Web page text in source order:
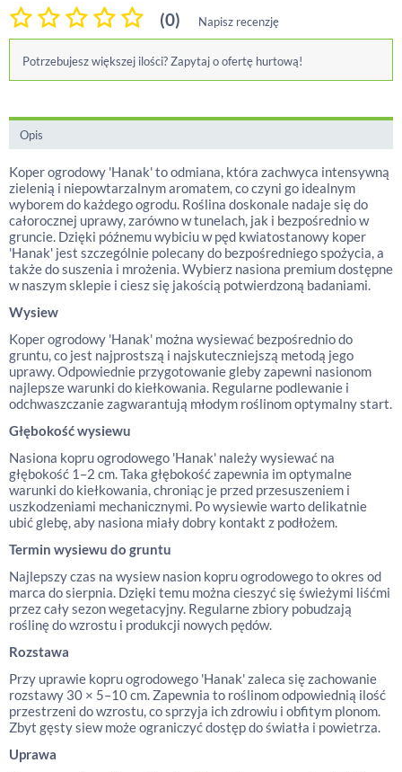
(0) Napisz recenzję
Potrzebujesz większej ilości? Zapytaj o ofertę hurtową!
Opis
Koper ogrodowy 'Hanak' to odmiana, która zachwyca intensywną
zielenią i niepowtarzalnym aromatem, co czyni go idealnym
wyborem do każdego ogrodu. Roślina doskonale nadaje się do
całorocznej uprawy, zarówno w tunelach, jak i bezpośrednio w
gruncie. Dzięki późnemu wybiciu w pęd kwiatostanowy koper
'Hanak' jest szczególnie polecany do bezpośredniego spożycia, a
także do suszenia i mrożenia. Wybierz nasiona premium dostępne
w naszym sklepie i ciesz się jakością potwierdzoną badaniami.
Wysiew
Koper ogrodowy 'Hanak' można wysiewać bezpośrednio do
gruntu, co jest najprostszą i najskuteczniejszą metodą jego
uprawy. Odpowiednie przygotowanie gleby zapewni nasionom
najlepsze warunki do kiełkowania. Regularne podlewanie i
odchwaszczanie zagwarantują młodym roślinom optymalny start.
Głębokość wysiewu
Nasiona kopru ogrodowego 'Hanak' należy wysiewać na
głębokość 1–2 cm. Taka głębokość zapewnia im optymalne
warunki do kiełkowania, chroniąc je przed przesuszeniem i
uszkodzeniami mechanicznymi. Po wysiewie warto delikatnie
ubić glebę, aby nasiona miały dobry kontakt z podłożem.
Termin wysiewu do gruntu
Najlepszy czas na wysiew nasion kopru ogrodowego to okres od
marca do sierpnia. Dzięki temu można cieszyć się świeżymi liśćmi
przez cały sezon wegetacyjny. Regularne zbiory pobudzają
roślinę do wzrostu i produkcji nowych pędów.
Rozstawa
Przy uprawie kopru ogrodowego 'Hanak' zaleca się zachowanie
rozstawy 30 × 5–10 cm. Zapewnia to roślinom odpowiednią ilość
przestrzeni do wzrostu, co sprzyja ich zdrowiu i obfitym plonom.
Zbyt gęsty siew może ograniczyć dostęp do światła i powietrza.
Uprawa